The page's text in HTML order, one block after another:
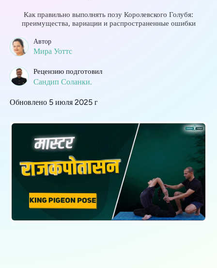
Как правильно выполнять позу Королевского Голубя:
преимущества, вариации и распространенные ошибки
Автор
Мира Уоттс
Рецензию подготовил
Сандип Соланки.
Обновлено 5 июля 2025 г